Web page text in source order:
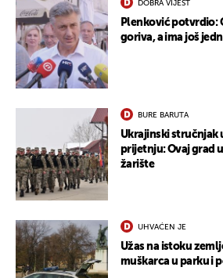
DOBRA VIJEST
Plenković potvrdio:
goriva, a ima još
BURE BARUTA
Ukrajinski stručnjak
prijetnju: Ovaj grad
žarište
UHVAĆEN JE
Užas na istoku
muškarca u parku i